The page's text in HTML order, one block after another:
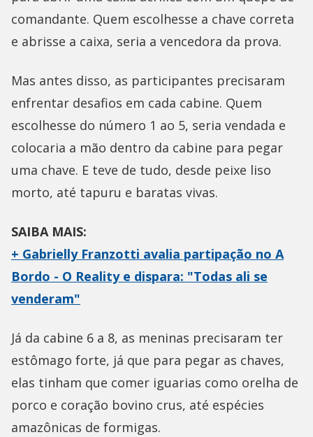
comandante. Quem escolhesse a chave correta
e abrisse a caixa, seria a vencedora da prova.
Mas antes disso, as participantes precisaram
enfrentar desafios em cada cabine. Quem
escolhesse do número 1 ao 5, seria vendada e
colocaria a mão dentro da cabine para pegar
uma chave. E teve de tudo, desde peixe liso
morto, até tapuru e baratas vivas.
SAIBA MAIS:
+ Gabrielly Franzotti avalia partipação no A
Bordo - O Reality e dispara: "Todas ali se
venderam"
Já da cabine 6 a 8, as meninas precisaram ter
estômago forte, já que para pegar as chaves,
elas tinham que comer iguarias como orelha de
porco e coração bovino crus, até espécies
amazônicas de formigas.